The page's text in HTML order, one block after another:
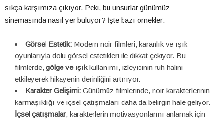
sıkça karşımıza çıkıyor. Peki, bu unsurlar günümüz
sinemasında nasıl yer buluyor? İşte bazı örnekler:
Görsel Estetik: Modern noir filmleri, karanlık ve ışık
oyunlarıyla dolu görsel estetikleri ile dikkat çekiyor. Bu
filmlerde, gölge ve ışıkkullanımı, izleyicinin ruh halini
etkileyerek hikayenin derinliğini artırıyor.
Karakter Gelişimi: Günümüz filmlerinde, noir karakterlerinin
karmaşıklığı ve içsel çatışmaları daha da belirgin hale geliyor.
İçsel çatışmalar, karakterlerin motivasyonlarını anlamak için